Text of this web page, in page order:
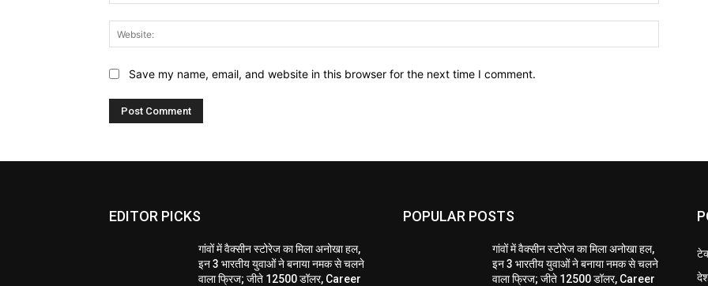
Save my name, email, and website in this browser for the next time I comment.
EDITOR PICKS
गांवों में वैक्सीन स्टोरेज का मिला अनोखा हल,
इन 3 भारतीय युवाओं ने बनाया नमक से चलने
वाला फ्रिज; जीते 12500 डॉलर, Career
POPULAR POSTS
गांवों में वैक्सीन स्टोरेज का मिला अनोखा हल,
इन 3 भारतीय युवाओं ने बनाया नमक से चलने
वाला फ्रिज; जीते 12500 डॉलर, Career